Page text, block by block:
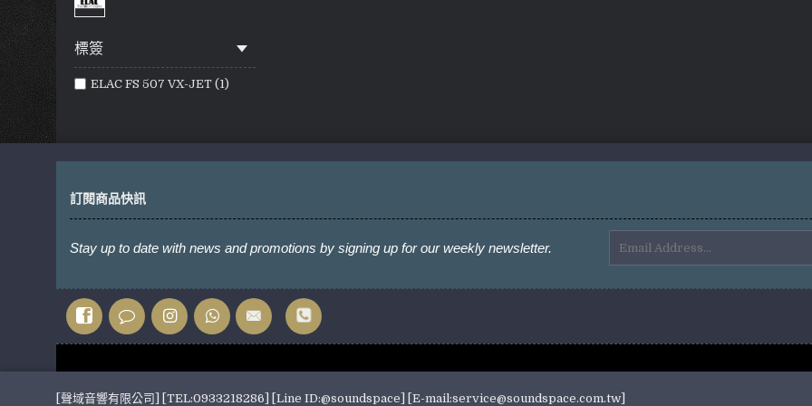
標簽
ELAC FS 507 VX-JET (1)
訂閱商品快訊
Stay up to date with news and promotions by signing up for our weekly newsletter.
[聲域音響有限公司] [TEL:0933218286] [Line ID:@soundspace] [E-mail:service@soundspace.com.tw]